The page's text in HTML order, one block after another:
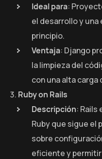
Ideal para:
el desarrollo y
principio.
Ventaja: Django
la limpieza del
con una alta carga
Ruby on Rails
Descripción: Rails
Ruby que sigue el
sobre
eficiente y